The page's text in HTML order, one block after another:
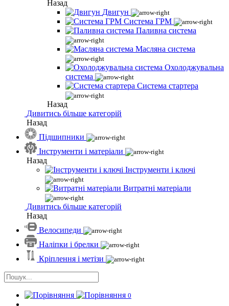
Назад
Двигун
Система ГРМ
Паливна система
Масляна система
Охолоджувальна
система
Система стартера
Назад
Дивитись більше категорій
Назад
Підшипники
Інструменти і матеріали
Назад
Інструменти і ключі
Витратні матеріали
Дивитись більше категорій
Назад
Велосипеди
Наліпки і брелки
Кріплення і метізи
0